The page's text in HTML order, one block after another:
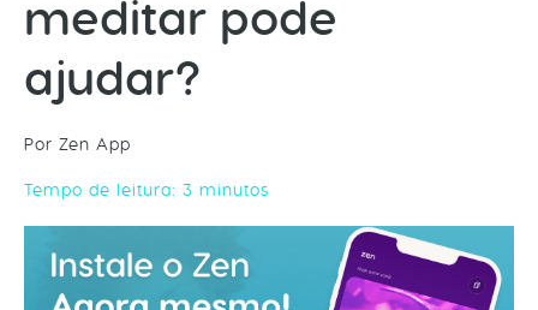
meditar pode
ajudar?
Por Zen App
Tempo de leitura: 3 minutos